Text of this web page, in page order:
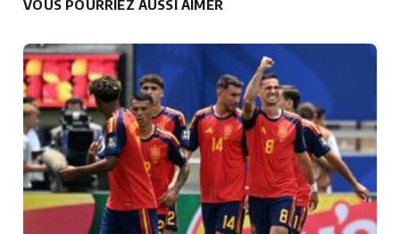
VOUS POURRIEZ AUSSI AIMER